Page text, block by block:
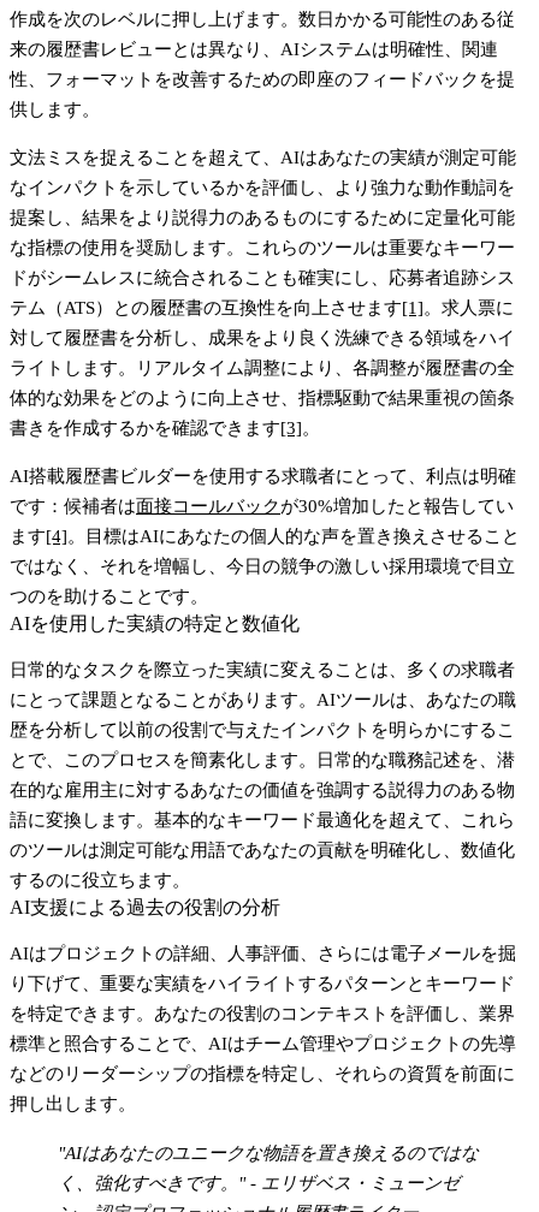
作成を次のレベルに押し上げます。数日かかる可能性のある従
来の履歴書レビューとは異なり、AIシステムは明確性、関連
性、フォーマットを改善するための即座のフィードバックを提
供します。
文法ミスを捉えることを超えて、AIはあなたの実績が測定可能
なインパクトを示しているかを評価し、より強力な動作動詞を
提案し、結果をより説得力のあるものにするために定量化可能
な指標の使用を奨励します。これらのツールは重要なキーワー
ドがシームレスに統合されることも確実にし、応募者追跡シス
テム（ATS）との履歴書の互換性を向上させます[1]。求人票に
対して履歴書を分析し、成果をより良く洗練できる領域をハイ
ライトします。リアルタイム調整により、各調整が履歴書の全
体的な効果をどのように向上させ、指標駆動で結果重視の箇条
書きを作成するかを確認できます[3]。
AI搭載履歴書ビルダーを使用する求職者にとって、利点は明確
です：候補者は面接コールバックが30%増加したと報告してい
ます[4]。目標はAIにあなたの個人的な声を置き換えさせること
ではなく、それを増幅し、今日の競争の激しい採用環境で目立
つのを助けることです。
AIを使用した実績の特定と数値化
日常的なタスクを際立った実績に変えることは、多くの求職者
にとって課題となることがあります。AIツールは、あなたの職
歴を分析して以前の役割で与えたインパクトを明らかにするこ
とで、このプロセスを簡素化します。日常的な職務記述を、潜
在的な雇用主に対するあなたの価値を強調する説得力のある物
語に変換します。基本的なキーワード最適化を超えて、これら
のツールは測定可能な用語であなたの貢献を明確化し、数値化
するのに役立ちます。
AI支援による過去の役割の分析
AIはプロジェクトの詳細、人事評価、さらには電子メールを掘
り下げて、重要な実績をハイライトするパターンとキーワード
を特定できます。あなたの役割のコンテキストを評価し、業界
標準と照合することで、AIはチーム管理やプロジェクトの先導
などのリーダーシップの指標を特定し、それらの資質を前面に
押し出します。
"AIはあなたのユニークな物語を置き換えるのではな
く、強化すべきです。" - エリザベス・ミューンゼ